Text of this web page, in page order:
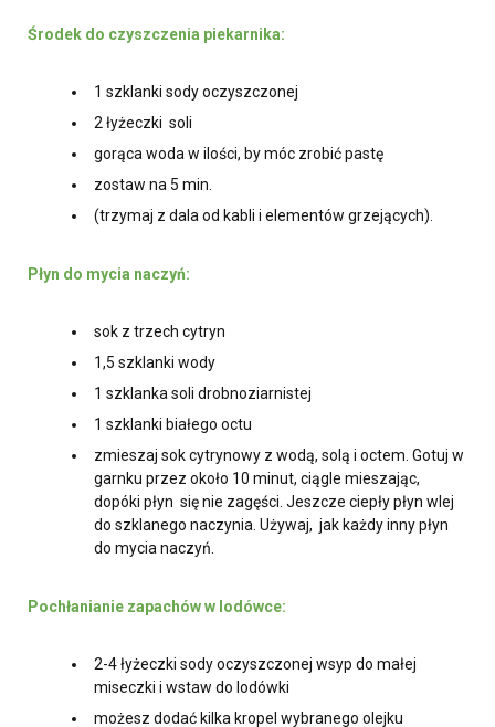
Środek do czyszczenia piekarnika:
1 szklanki sody oczyszczonej
2 łyżeczki soli
gorąca woda w ilości, by móc zrobić pastę
zostaw na 5 min.
(trzymaj z dala od kabli i elementów grzejących).
Płyn do mycia naczyń:
sok z trzech cytryn
1,5 szklanki wody
1 szklanka soli drobnoziarnistej
1 szklanki białego octu
zmieszaj sok cytrynowy z wodą, solą i octem. Gotuj w
garnku przez około 10 minut, ciągle mieszając,
dopóki płyn się nie zagęści. Jeszcze ciepły płyn wlej
do szklanego naczynia. Używaj, jak każdy inny płyn
do mycia naczyń.
Pochłanianie zapachów w lodówce:
2-4 łyżeczki sody oczyszczonej wsyp do małej
miseczki i wstaw do lodówki
możesz dodać kilka kropel wybranego olejku